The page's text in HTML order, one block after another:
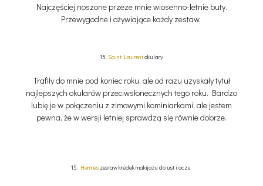
Najczęściej noszone przeze mnie wiosenno-letnie buty.
Przewygodne i ożywiające każdy zestaw.
15. Saint Laurentokulary
Trafiły do mnie pod koniec roku, ale od razu uzyskały tytuł
najlepszych okularów przeciwsłonecznych tego roku. Bardzo
lubię je w połączeniu z zimowymi kominiarkami, ale jestem
pewna, że w wersji letniej sprawdzą się równie dobrze.
15. Hermès zestaw kredek makijażu do ust i oczu